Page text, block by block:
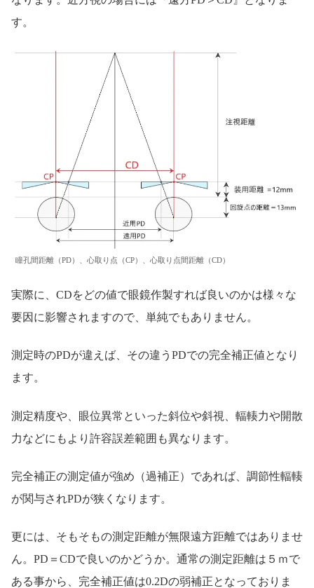
す。
瞳孔間距離（PD）、心取り点（CP）、心取り点間距離（CD）
実際に、CDをどの値で眼鏡作製すれば良いのかは様々な
要因に影響されますので、単純でもありません。
測定時のPDが違えば、その違うPDでの完全補正値となり
ます。
測定精度や、眼位異常といった斜位や斜視、輻輳力や開散
力などにもより許容誤差範囲も異なります。
完全補正の測定値が強め（過補正）であれば、調節性輻輳
が関与されPDが狭くなります。
更には、そもそもの測定距離が無限遠方距離ではありませ
ん。PD＝CDで良いのかどうか。通常の測定距離は５ｍで
ある事から、完全補正値は0.2Dの弱補正となっておりま